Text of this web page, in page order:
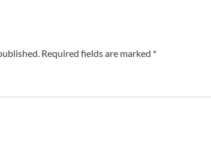
Required fields are marked *